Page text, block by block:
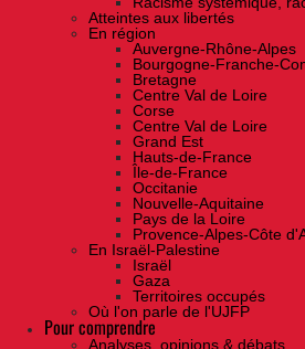
Atteintes aux libertés
En région
Auvergne-Rhône-Alpes
Bourgogne-Franche-
Bretagne
Centre Val de Loire
Corse
Centre Val de Loire
Grand Est
Hauts-de-France
Île-de-France
Occitanie
Nouvelle-Aquitaine
Pays de la Loire
Provence-Alpes-Côte
En Israël-Palestine
Israël
Gaza
Territoires occupés
Où l'on parle de l'UJFP
Pour comprendre
Analyses, opinions & débats